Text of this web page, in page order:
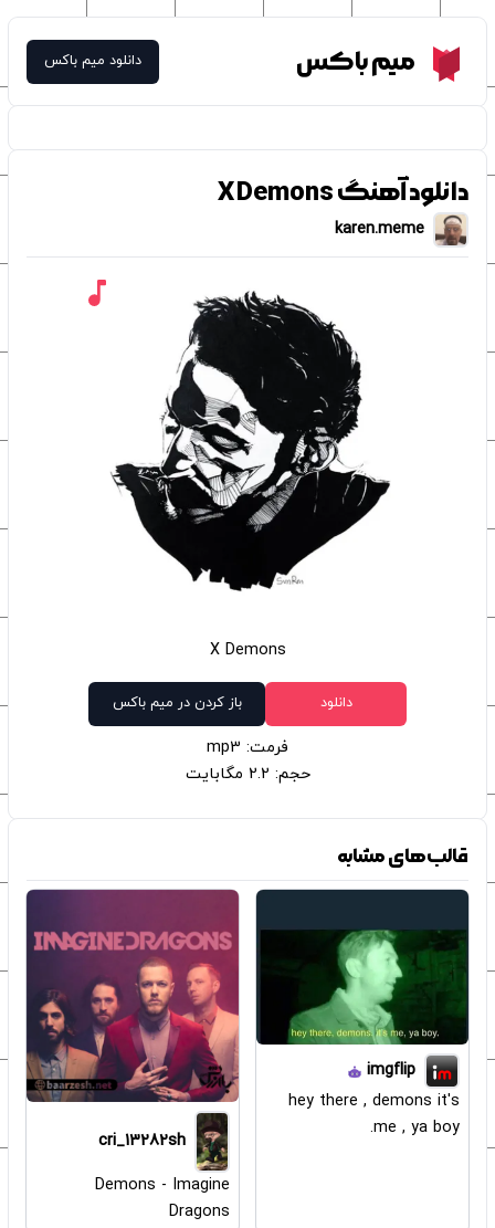
Meme Boxمیم باکس دانلود میم باکس
دانلود آهنگ X Demons
karen.meme
X Demons
دانلود باز کردن در میم باکس
فرمت: mp3
حجم: 2.2 مگابایت
قالب‌های مشابه
imgflip
hey there , demons it's
me , ya boy.
cri_13282sh
Demons - Imagine
Dragons